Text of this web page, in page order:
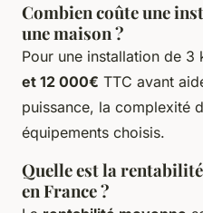
Combien coûte une
une maison ?
Pour une installation de 3
et 12 000€ TTC avant
puissance, la complexité
équipements choisis.
Quelle est la
en France ?